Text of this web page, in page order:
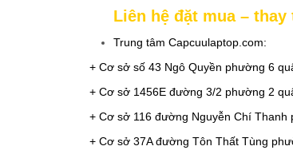
Liên hệ đặt mua –
Trung tâm Capcuulaptop.com:
+ Cơ sở số 43 Ngô Quyền phường 6
+ Cơ sở 1456E đường 3/2 phường 2
+ Cơ sở 116 đường Nguyễn Chí
+ Cơ sở 37A đường Tôn Thất Tùng